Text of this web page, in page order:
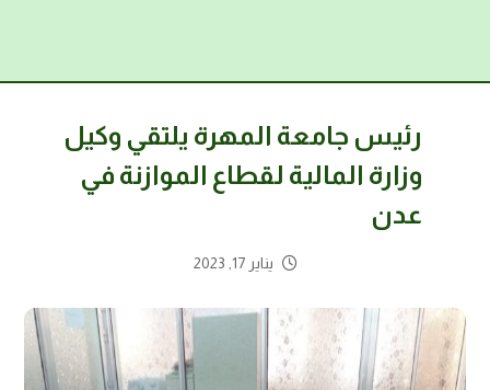
رئيس جامعة المهرة يلتقي وكيل
وزارة المالية لقطاع الموازنة في
عدن
يناير 17, 2023